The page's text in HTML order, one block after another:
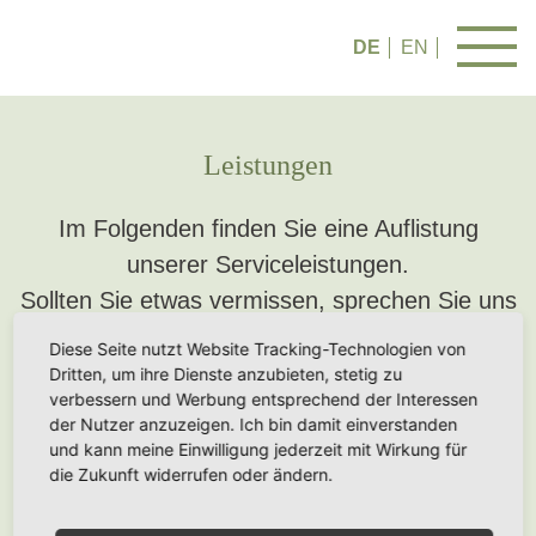
DE EN
Leistungen
Im Folgenden finden Sie eine Auflistung
unserer Serviceleistungen.
Sollten Sie etwas vermissen, sprechen Sie uns
einfach an der Rezeption darauf an und wir
werden Ihnen gerne weiterhelfen.
BUCHEN
Diese Seite nutzt Website Tracking-Technologien von
Dritten, um ihre Dienste anzubieten, stetig zu
verbessern und Werbung entsprechend der Interessen
der Nutzer anzuzeigen. Ich bin damit einverstanden
und kann meine Einwilligung jederzeit mit Wirkung für
die Zukunft widerrufen oder ändern.